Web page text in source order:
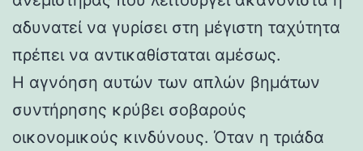
αδυνατεί να γυρίσει στη μέγιστη ταχύτητα
πρέπει να αντικαθίσταται αμέσως.
Η αγνόηση αυτών των απλών βημάτων
συντήρησης κρύβει σοβαρούς
οικονομικούς κινδύνους. Όταν η τριάδα